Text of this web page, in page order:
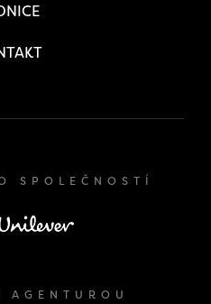
SPOLEČNOSTÍ
AGENTUROU